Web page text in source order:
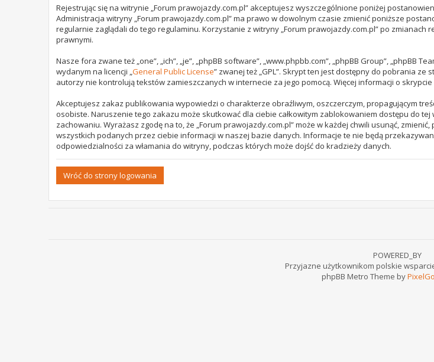
Rejestrując się na witrynie „Forum prawojazdy.com.pl” akceptujesz wyszczególnione poniżej
Administracja witryny „Forum prawojazdy.com.pl” ma prawo w dowolnym czasie zmienić poniższe
regularnie zaglądali do tego regulaminu. Korzystanie z witryny „Forum prawojazdy.com.pl” po
prawnymi.
Nasze fora zwane też „one”, „ich”, „je”, „phpBB software”, „www.phpbb.com”, „phpBB Group”,
wydanym na licencji „General Public License” zwanej też „GPL”. Skrypt ten jest dostępny do pobrania ze
autorzy nie kontrolują tekstów zamieszczanych w internecie za jego pomocą. Więcej informacji o
Akceptujesz zakaz publikowania wypowiedzi o charakterze obraźliwym, oszczerczym, propagującym
osobiste. Naruszenie tego zakazu może skutkować dla ciebie całkowitym zablokowaniem dostępu do
zachowaniu. Wyrażasz zgodę na to, że „Forum prawojazdy.com.pl” może w każdej chwili usunąć,
wszystkich podanych przez ciebie informacji w naszej bazie danych. Informacje te nie będą
odpowiedzialności za włamania do witryny, podczas których może dojść do kradzieży danych.
Wróć do strony logowania
POWERED_BY
Przyjazne użytkownikom polskie
phpBB Metro Theme by